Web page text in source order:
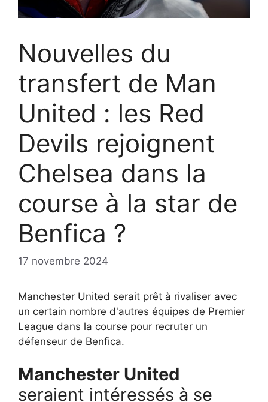
Nouvelles du
transfert de Man
United : les Red
Devils rejoignent
Chelsea dans la
course à la star de
Benfica ?
17 novembre 2024
Manchester United serait prêt à rivaliser avec
un certain nombre d'autres équipes de Premier
League dans la course pour recruter un
défenseur de Benfica.
Manchester United
seraient intéressés à se